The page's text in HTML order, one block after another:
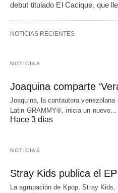
debut titulado El Cacique, que
NOTICIAS RECIENTES
NOTICIAS
Joaquina comparte
Joaquina, la cantautora venezolana
Latin GRAMMY®, inicia un nuevo…
Hace 3 días
NOTICIAS
Stray Kids publica el EP
La agrupación de Kpop, Stray